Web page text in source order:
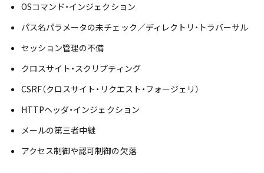
OSコマンド・インジェクション
パス名パラメータの未チェック／ディレクトリ・トラバーサル
セッション管理の不備
クロスサイト・スクリプティング
CSRF（クロスサイト・リクエスト・フォージェリ）
HTTPヘッダ・インジェクション
メールの第三者中継
アクセス制御や認可制御の欠落